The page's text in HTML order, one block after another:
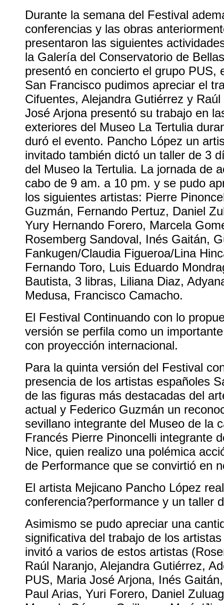
Durante la semana del Festival
conferencias y las obras
presentaron las siguientes
la Galería del Conservatorio de
presentó en concierto el grupo PUS,
San Francisco pudimos apreciar el
Cifuentes, Alejandra Gutiérrez y
José Arjona presentó su trabajo en
exteriores del Museo La Tertulia
duró el evento. Pancho López un
invitado también dictó un taller de 3
del Museo la Tertulia. La jornada de
cabo de 9 am. a 10 pm. y se pudo
los siguientes artistas: Pierre
Guzmán, Fernando Pertuz, Daniel
Yury Hernando Forero, Marcela
Rosemberg Sandoval, Inés Gaitán,
Fankugen/Claudia Figueroa/Lina
Fernando Toro, Luis Eduardo
Bautista, 3 libras, Liliana Diaz,
Medusa, Francisco Camacho.
El Festival Continuando con lo
versión se perfila como un
con proyección internacional.
Para la quinta versión del Festival
presencia de los artistas españoles
de las figuras más destacadas del
actual y Federico Guzmán un
sevillano integrante del Museo de la
Francés Pierre Pinoncelli integrante
Nice, quien realizo una polémica
de Performance que se convirtió en
El artista Mejicano Pancho López
conferencia?performance y un taller
Asimismo se pudo apreciar una
significativa del trabajo de los
invitó a varios de estos artistas
Raúl Naranjo, Alejandra Gutiérrez,
PUS, Maria José Arjona, Inés
Paul Arias, Yuri Forero, Daniel